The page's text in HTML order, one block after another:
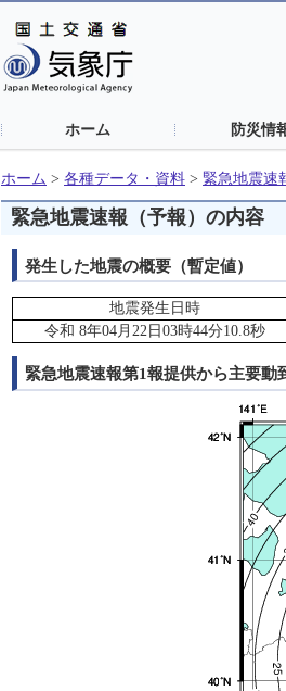
ホーム 防災情
ホーム > 各種データ・資料 > 緊急地震速
緊急地震速報（予報）の内容
発生した地震の概要（暫定値）
地震発生日時
令和 8年04月22日03時44分10.8秒
緊急地震速報第1報提供から主要動